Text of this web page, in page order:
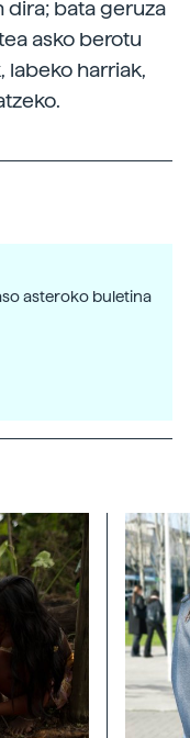
bata geruza
asko berotu
labeko harriak,
asteroko buletina